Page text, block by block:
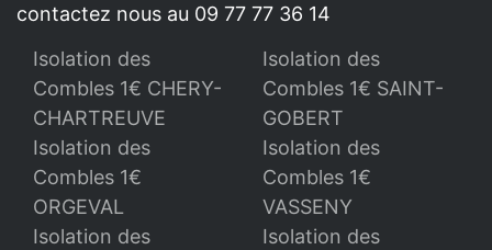
contactez nous au 09 77 77 36 14
Isolation des
Combles 1€ CHERY-
CHARTREUVE
Isolation des
Combles 1€ SAINT-
GOBERT
Isolation des
Combles 1€
ORGEVAL
Isolation des
Combles 1€
VASSENY
Isolation des
Isolation des